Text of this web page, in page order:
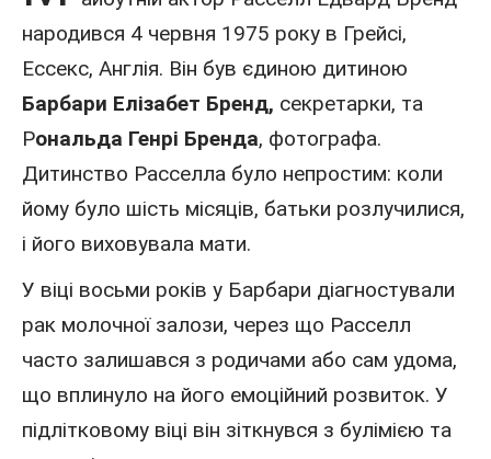
народився 4 червня 1975 року в Грейсі,
Ессекс, Англія. Він був єдиною дитиною
Барбари Елізабет Бренд, секретарки, та
Рональда Генрі Бренда, фотографа.
Дитинство Расселла було непростим: коли
йому було шість місяців, батьки розлучилися,
і його виховувала мати.
У віці восьми років у Барбари діагностували
рак молочної залози, через що Расселл
часто залишався з родичами або сам удома,
що вплинуло на його емоційний розвиток. У
підлітковому віці він зіткнувся з булімією та